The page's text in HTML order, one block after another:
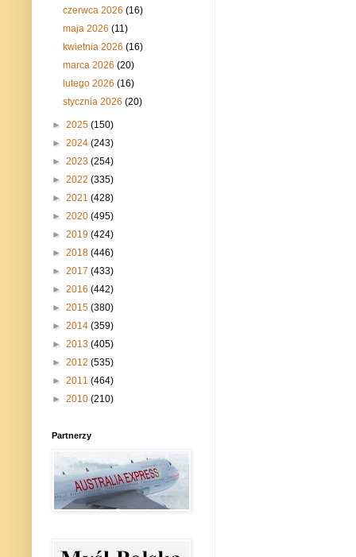
czerwca 2026(16)
maja 2026(11)
kwietnia 2026(16)
marca 2026(20)
lutego 2026(16)
stycznia 2026(20)
► 2025 (150)
► 2024 (243)
► 2023 (254)
► 2022 (335)
► 2021 (428)
► 2020 (495)
► 2019 (424)
► 2018 (446)
► 2017 (433)
► 2016 (442)
► 2015 (380)
► 2014 (359)
► 2013 (405)
► 2012 (535)
► 2011 (464)
► 2010 (210)
Partnerzy